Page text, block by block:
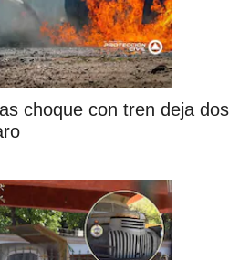
choque con tren deja dos